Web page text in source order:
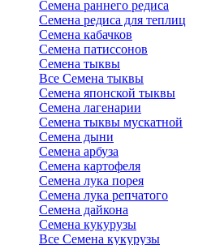
Семена раннего редиса
Семена редиса для теплиц
Семена кабачков
Семена патиссонов
Семена тыквы
Все Семена тыквы
Семена японской тыквы
Семена лагенарии
Семена тыквы мускатной
Семена дыни
Семена арбуза
Семена картофеля
Семена лука порея
Семена лука репчатого
Семена дайкона
Семена кукурузы
Все Семена кукурузы